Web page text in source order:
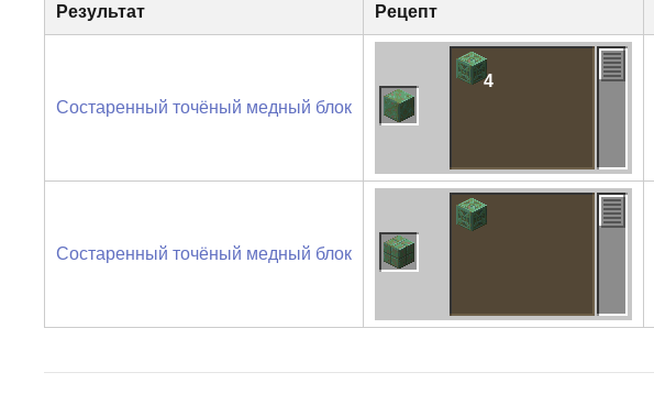
Результат Рецепт
Состаренный точёный медный блок
4
Состаренный точёный медный блок